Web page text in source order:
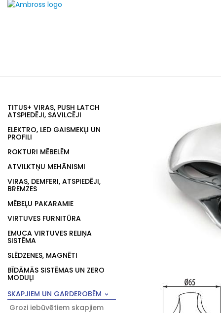
TITUS+ VIRAS, PUSH LATCH
ATSPIEDĒJI, SAVILCĒJI
ELEKTRO, LED GAISMEKĻI UN
PROFILI
ROKTURI MĒBELĒM
ATVILKTŅU MEHĀNISMI
VIRAS, DEMFERI, ATSPIEDĒJI,
BREMZES
MĒBEĻU PAKARAMIE
VIRTUVES FURNITŪRA
EMUCA VIRTUVES RELIŅA
SISTĒMA
SLĒDZENES, MAGNĒTI
BĪDĀMĀS SISTĒMAS UN ZERO
MODUĻI
SKAPJIEM UN GARDEROBĒM
Grozi iebūvētiem skapjiem